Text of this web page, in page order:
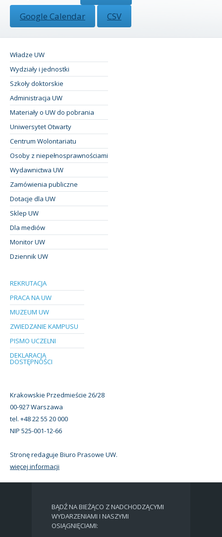
Google Calendar
CSV
Władze UW
Wydziały i jednostki
Szkoły doktorskie
Administracja UW
Materiały o UW do pobrania
Uniwersytet Otwarty
Centrum Wolontariatu
Osoby z niepełnosprawnościami
Wydawnictwa UW
Zamówienia publiczne
Dotacje dla UW
Sklep UW
Dla mediów
Monitor UW
Dziennik UW
REKRUTACJA
PRACA NA UW
MUZEUM UW
ZWIEDZANIE KAMPUSU
PISMO UCZELNI
DEKLARACJA
DOSTĘPNOŚCI
Krakowskie Przedmieście 26/28
00-927 Warszawa
tel. +48 22 55 20 000
NIP 525-001-12-66
Stronę redaguje Biuro Prasowe UW.
więcej informacji
BĄDŹ NA BIEŻĄCO Z NADCHODZĄCYMI
WYDARZENIAMI I NASZYMI
OSIĄGNIĘCIAMI: